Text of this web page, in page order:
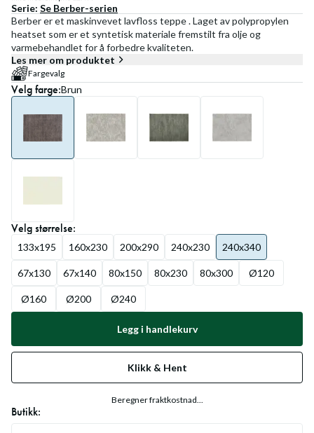
Serie: Se Berber-serien
Berber er et maskinvevet lavfloss teppe . Laget av polypropylen
heatset som er et syntetisk materiale fremstilt fra olje og
varmebehandlet for å forbedre kvaliteten.
Les mer om produktet
Fargevalg
Velgfarge:Brun
Velgstørrelse:
133x195 160x230 200x290 240x230 240x340
67x130 67x140 80x150 80x230 80x300 Ø120
Ø160 Ø200 Ø240
Legg i handlekurv
Klikk & Hent
Beregner fraktkostnad...
Butikk: